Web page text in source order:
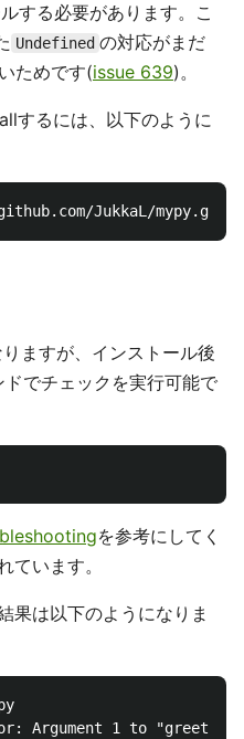
する必要があります。こ
Undefined の対応がまだ
ためです(issue 639)。
するには、以下のように
ますが、インストール後
ドでチェックを実行可能で
を参考にしてく
ています。
果は以下のようになりま
Argument 1 to